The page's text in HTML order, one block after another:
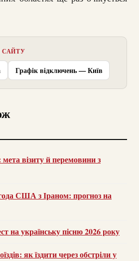
САЙТУ
Графік відключень — Київ
мета візиту й перемовини з
США з Іраном: прогноз на
на українську пісню 2026 року
як їздити через обстріли у